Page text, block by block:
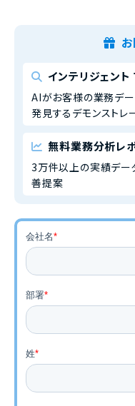
インテリジェン
AIがお客様の業務デー
発見するデモンストレ
無料業務分析レ
3万件以上の実績デー
善提案